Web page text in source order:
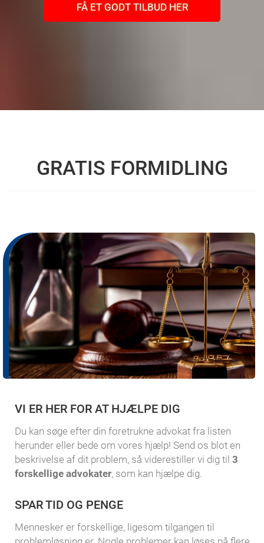
FÅ ET GODT TILBUD HER
GRATIS FORMIDLING
VI ER HER FOR AT HJÆLPE DIG
Du kan søge efter din foretrukne advokat fra listen
herunder eller bede om vores hjælp! Send os blot en
beskrivelse af dit problem, så viderestiller vi dig til 3
forskellige advokater, som kan hjælpe dig.
SPAR TID OG PENGE
Mennesker er forskellige, ligesom tilgangen til